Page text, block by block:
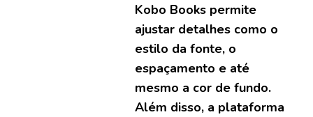
Kobo Books permite
ajustar detalhes como o
estilo da fonte, o
espaçamento e até
mesmo a cor de fundo.
Além disso, a plataforma